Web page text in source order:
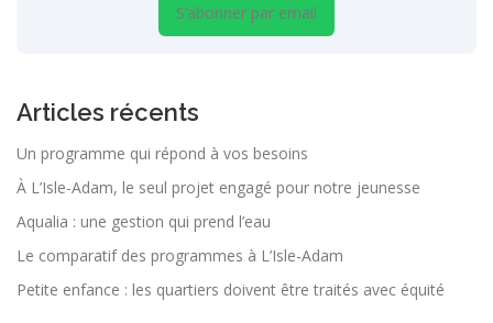
S’abonner par email
Articles récents
Un programme qui répond à vos besoins
À L’Isle-Adam, le seul projet engagé pour notre jeunesse
Aqualia : une gestion qui prend l’eau
Le comparatif des programmes à L’Isle-Adam
Petite enfance : les quartiers doivent être traités avec équité